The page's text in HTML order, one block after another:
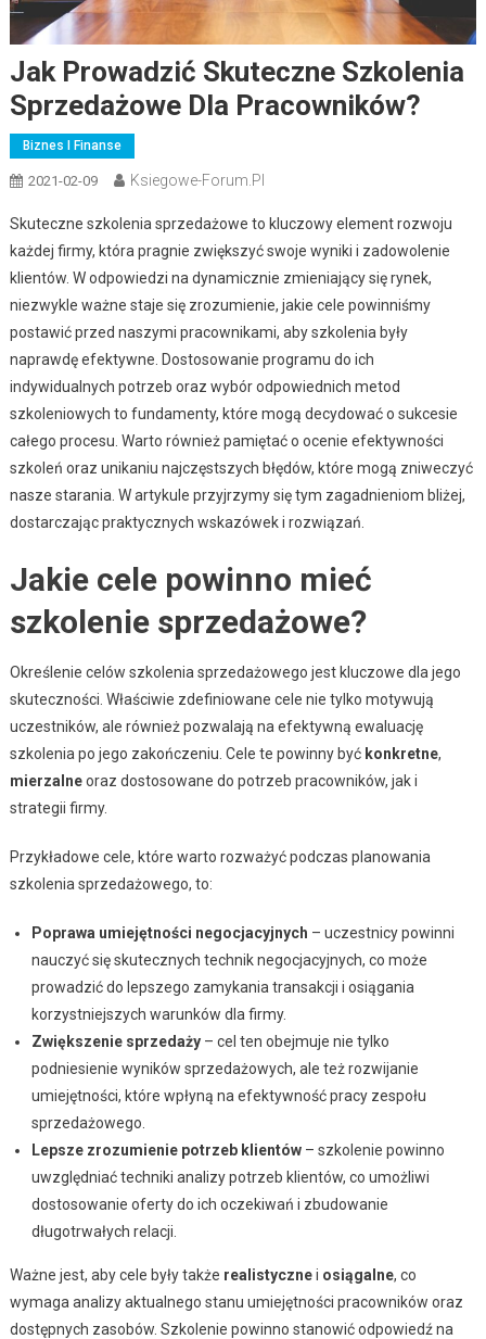
Jak Prowadzić Skuteczne Szkolenia
Sprzedażowe Dla Pracowników?
Biznes I Finanse
2021-02-09 Ksiegowe-Forum.pl
Skuteczne szkolenia sprzedażowe to kluczowy element rozwoju
każdej firmy, która pragnie zwiększyć swoje wyniki i zadowolenie
klientów. W odpowiedzi na dynamicznie zmieniający się rynek,
niezwykle ważne staje się zrozumienie, jakie cele powinniśmy
postawić przed naszymi pracownikami, aby szkolenia były
naprawdę efektywne. Dostosowanie programu do ich
indywidualnych potrzeb oraz wybór odpowiednich metod
szkoleniowych to fundamenty, które mogą decydować o sukcesie
całego procesu. Warto również pamiętać o ocenie efektywności
szkoleń oraz unikaniu najczęstszych błędów, które mogą zniweczyć
nasze starania. W artykule przyjrzymy się tym zagadnieniom bliżej,
dostarczając praktycznych wskazówek i rozwiązań.
Jakie cele powinno mieć
szkolenie sprzedażowe?
Określenie celów szkolenia sprzedażowego jest kluczowe dla jego
skuteczności. Właściwie zdefiniowane cele nie tylko motywują
uczestników, ale również pozwalają na efektywną ewaluację
szkolenia po jego zakończeniu. Cele te powinny być konkretne,
mierzalneoraz dostosowane do potrzeb pracowników, jak i
strategii firmy.
Przykładowe cele, które warto rozważyć podczas planowania
szkolenia sprzedażowego, to:
Poprawa umiejętności negocjacyjnych – uczestnicy powinni
nauczyć się skutecznych technik negocjacyjnych, co może
prowadzić do lepszego zamykania transakcji i osiągania
korzystniejszych warunków dla firmy.
Zwiększenie sprzedaży– cel ten obejmuje nie tylko
podniesienie wyników sprzedażowych, ale też rozwijanie
umiejętności, które wpłyną na efektywność pracy zespołu
sprzedażowego.
Lepsze zrozumienie potrzeb klientów– szkolenie powinno
uwzględniać techniki analizy potrzeb klientów, co umożliwi
dostosowanie oferty do ich oczekiwań i zbudowanie
długotrwałych relacji.
Ważne jest, aby cele były także realistycznei osiągalne, co
wymaga analizy aktualnego stanu umiejętności pracowników oraz
dostępnych zasobów. Szkolenie powinno stanowić odpowiedź na